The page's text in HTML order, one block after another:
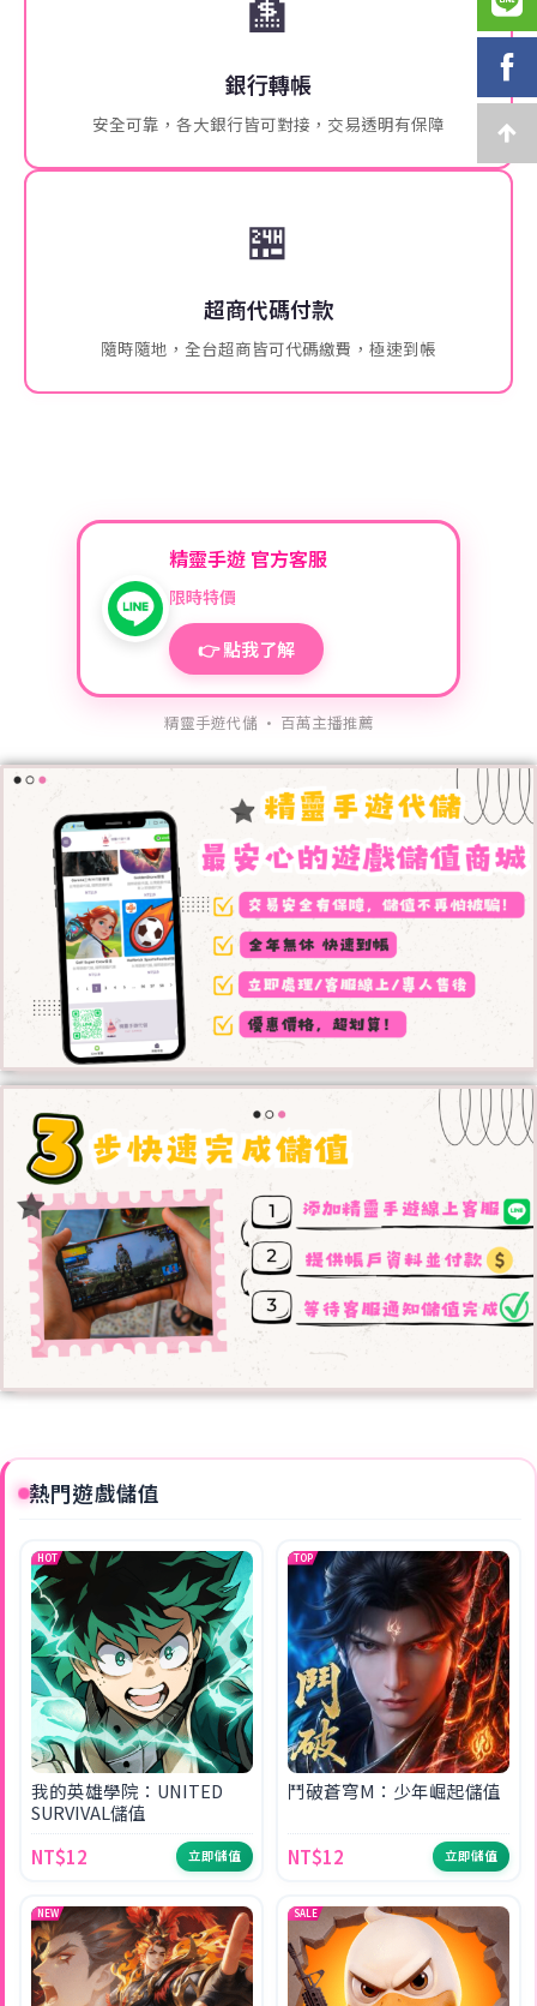
🏦
銀行轉帳
安全可靠，各大銀行皆可對接，交易透明有保障
🏪
超商代碼付款
隨時隨地，全台超商皆可代碼繳費，極速到帳
精靈手遊 官方客服
限時特價
👉 點我了解
精靈手遊代儲 · 百萬主播推薦
熱門遊戲儲值
HOT
我的英雄學院：UNITED
SURVIVAL儲值
NT$12
立即儲值
TOP
鬥破蒼穹M：少年崛起儲值
NT$12 立即儲值
NEW SALE